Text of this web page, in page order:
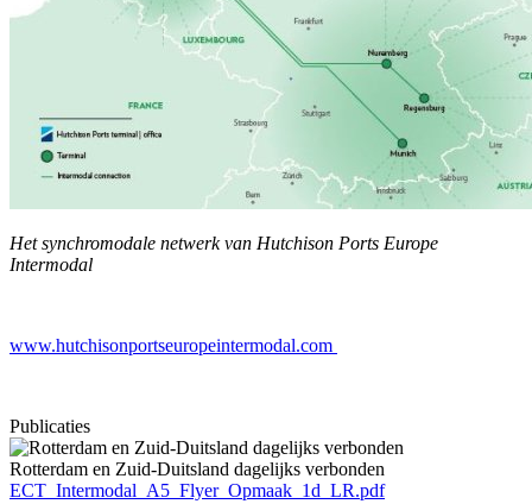
Het synchromodale netwerk van Hutchison Ports Europe
Intermodal
www.hutchisonportseuropeintermodal.com
Publicaties
Rotterdam en Zuid-Duitsland dagelijks verbonden
ECT_Intermodal_A5_Flyer_Opmaak_1d_LR.pdf